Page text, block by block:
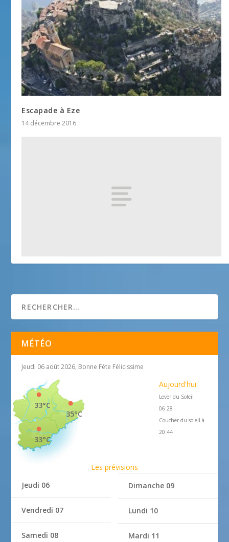
Escapade à Eze
14 décembre 2016
MÉTÉO
Jeudi 06 août 2026, Bonne Fête Félicissime
35°C
33°C
33°C
Aujourd'hui
Lever du Soleil
06:28
Coucher du soleil à
20:44
Les prévisions
Jeudi 06
Vendredi 07
Samedi 08
Dimanche 09
Lundi 10
Mardi 11